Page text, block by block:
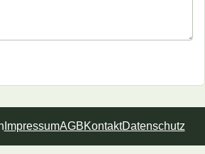
ImpressumAGBKontaktDatenschutz